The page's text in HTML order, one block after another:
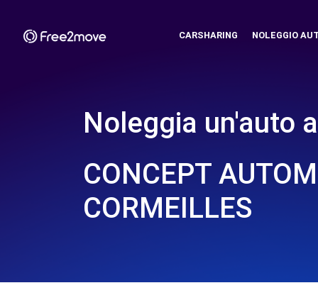
CARSHARING NOLEGGIO
Noleggia un'auto a
CONCEPT
CORMEILLES